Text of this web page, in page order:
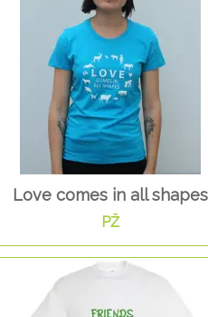
Love comes in all shapes
PŽ